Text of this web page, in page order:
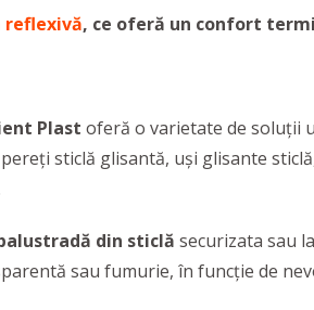
reflexivă, ce oferă un confort
Plast oferă o varietate de soluții
sticlă glisantă, uși glisante
din sticlă securizata sau
sau fumurie, în funcţie de